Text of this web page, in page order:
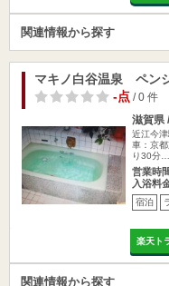
関連情報から探す
マキノ白谷温泉 ペン
-点/ 0 件
滋賀県
近江今
車：京
り30分…
営業時
入浴料
宿泊
楽天ト
関連情報から探す